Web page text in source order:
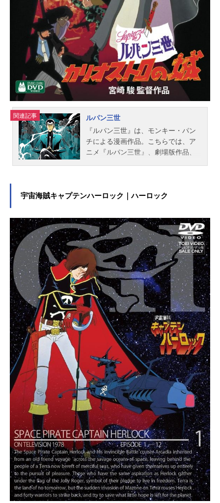
関連記事
ルパン三世
『ルパン三世』は、モンキー・パン
チによる漫画作品。こちらでは、ア
ニメ『ルパン三世』、劇場版作品、
宇宙海賊キャプテンハーロック｜ハーロック